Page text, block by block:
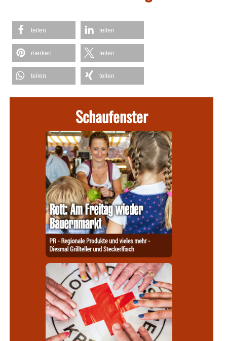
teilen teilen
merken teilen
teilen teilen
Schaufenster